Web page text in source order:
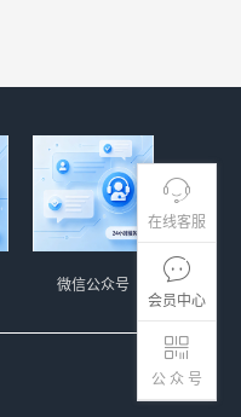
在线客服
会员中心
公 众 号
微信公众号